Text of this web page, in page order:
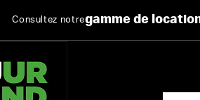
Consultez notregamme de